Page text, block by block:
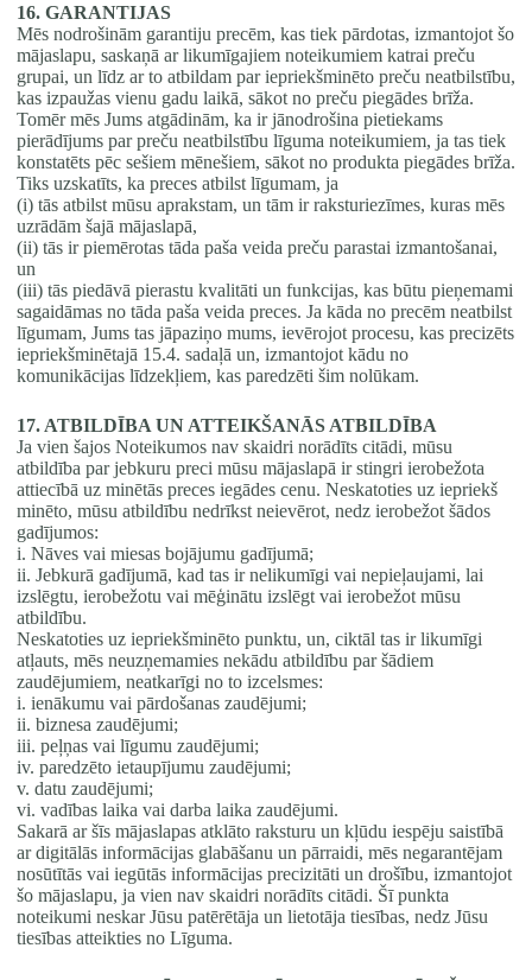
16. GARANTIJAS
Mēs nodrošinām garantiju precēm, kas tiek pārdotas, izmantojot šo
mājaslapu, saskaņā ar likumīgajiem noteikumiem katrai preču
grupai, un līdz ar to atbildam par iepriekšminēto preču neatbilstību,
kas izpaužas vienu gadu laikā, sākot no preču piegādes brīža.
Tomēr mēs Jums atgādinām, ka ir jānodrošina pietiekams
pierādījums par preču neatbilstību līguma noteikumiem, ja tas tiek
konstatēts pēc sešiem mēnešiem, sākot no produkta piegādes brīža.
Tiks uzskatīts, ka preces atbilst līgumam, ja
(i) tās atbilst mūsu aprakstam, un tām ir raksturiezīmes, kuras mēs
uzrādām šajā mājaslapā,
(ii) tās ir piemērotas tāda paša veida preču parastai izmantošanai,
un
(iii) tās piedāvā pierastu kvalitāti un funkcijas, kas būtu pieņemami
sagaidāmas no tāda paša veida preces. Ja kāda no precēm neatbilst
līgumam, Jums tas jāpaziņo mums, ievērojot procesu, kas precizēts
iepriekšminētajā 15.4. sadaļā un, izmantojot kādu no
komunikācijas līdzekļiem, kas paredzēti šim nolūkam.
17. ATBILDĪBA UN ATTEIKŠANĀS ATBILDĪBA
Ja vien šajos Noteikumos nav skaidri norādīts citādi, mūsu
atbildība par jebkuru preci mūsu mājaslapā ir stingri ierobežota
attiecībā uz minētās preces iegādes cenu. Neskatoties uz iepriekš
minēto, mūsu atbildību nedrīkst neievērot, nedz ierobežot šādos
gadījumos:
i. Nāves vai miesas bojājumu gadījumā;
ii. Jebkurā gadījumā, kad tas ir nelikumīgi vai nepieļaujami, lai
izslēgtu, ierobežotu vai mēģinātu izslēgt vai ierobežot mūsu
atbildību.
Neskatoties uz iepriekšminēto punktu, un, ciktāl tas ir likumīgi
atļauts, mēs neuzņemamies nekādu atbildību par šādiem
zaudējumiem, neatkarīgi no to izcelsmes:
i. ienākumu vai pārdošanas zaudējumi;
ii. biznesa zaudējumi;
iii. peļņas vai līgumu zaudējumi;
iv. paredzēto ietaupījumu zaudējumi;
v. datu zaudējumi;
vi. vadības laika vai darba laika zaudējumi.
Sakarā ar šīs mājaslapas atklāto raksturu un kļūdu iespēju saistībā
ar digitālās informācijas glabāšanu un pārraidi, mēs negarantējam
nosūtītās vai iegūtās informācijas precizitāti un drošību, izmantojot
šo mājaslapu, ja vien nav skaidri norādīts citādi. Šī punkta
noteikumi neskar Jūsu patērētāja un lietotāja tiesības, nedz Jūsu
tiesības atteikties no Līguma.